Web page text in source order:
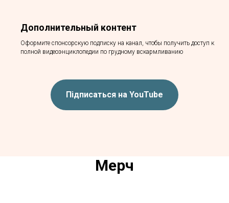
Дополнительный контент
Оформите спонсорскую подписку на канал, чтобы получить доступ к
полной видеоэнциклопедии по грудному вскармливанию
Підписаться на YouTube
Мерч